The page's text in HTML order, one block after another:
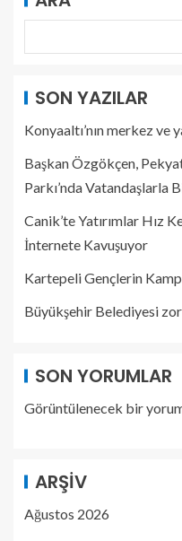
SON YAZILAR
Konyaaltı’nın merkez ve
Başkan Özgökçen,
Parkı’nda Vatandaşlarla
Canik’te Yatırımlar Hız
İnternete Kavuşuyor
Kartepeli Gençlerin
Büyükşehir Belediyesi zor
SON YORUMLAR
Görüntülenecek bir
ARŞIV
Ağustos 2026